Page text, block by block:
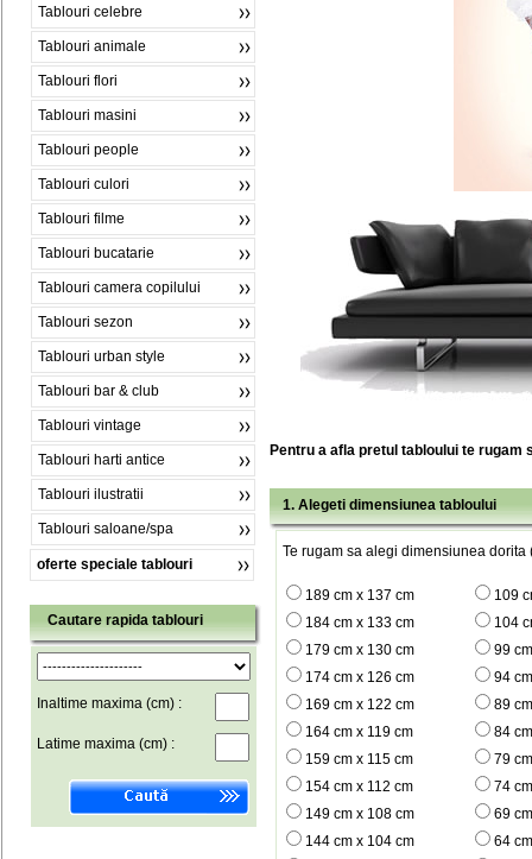
Tablouri celebre
Tablouri animale
Tablouri flori
Tablouri masini
Tablouri people
Tablouri culori
Tablouri filme
Tablouri bucatarie
Tablouri camera copilului
Tablouri sezon
Tablouri urban style
Tablouri bar & club
Tablouri vintage
Tablouri harti antice
Tablouri ilustratii
Tablouri saloane/spa
oferte speciale tablouri
Cautare rapida tablouri
Inaltime maxima (cm) :
Latime maxima (cm) :
Pentru a afla pretul tabloului te rugam
1. Alegeti dimensiunea tabloului
Te rugam sa alegi dimensiunea dorita
189 cm x 137 cm
109
184 cm x 133 cm
104
179 cm x 130 cm
99
174 cm x 126 cm
94
169 cm x 122 cm
89
164 cm x 119 cm
84
159 cm x 115 cm
79
154 cm x 112 cm
74
149 cm x 108 cm
69
144 cm x 104 cm
64